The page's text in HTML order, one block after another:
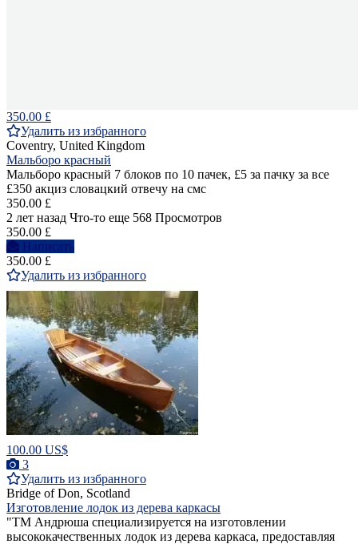
350.00 £
Удалить из избранного
Coventry, United Kingdom
Мальборо красный
Мальборо красный 7 блоков по 10 пачек, £5 за пачку за все
£350 акциз словацкий отвечу на смс
350.00 £
2 лет назад Что-то еще 568 Просмотров
350.00 £
Написать
350.00 £
Удалить из избранного
100.00 US$
3
Удалить из избранного
Bridge of Don, Scotland
Изготовление лодок из дерева каркасы
"ТМ Андрюша специализируется на изготовлении
высококачественных лодок из дерева каркаса, предоставляя